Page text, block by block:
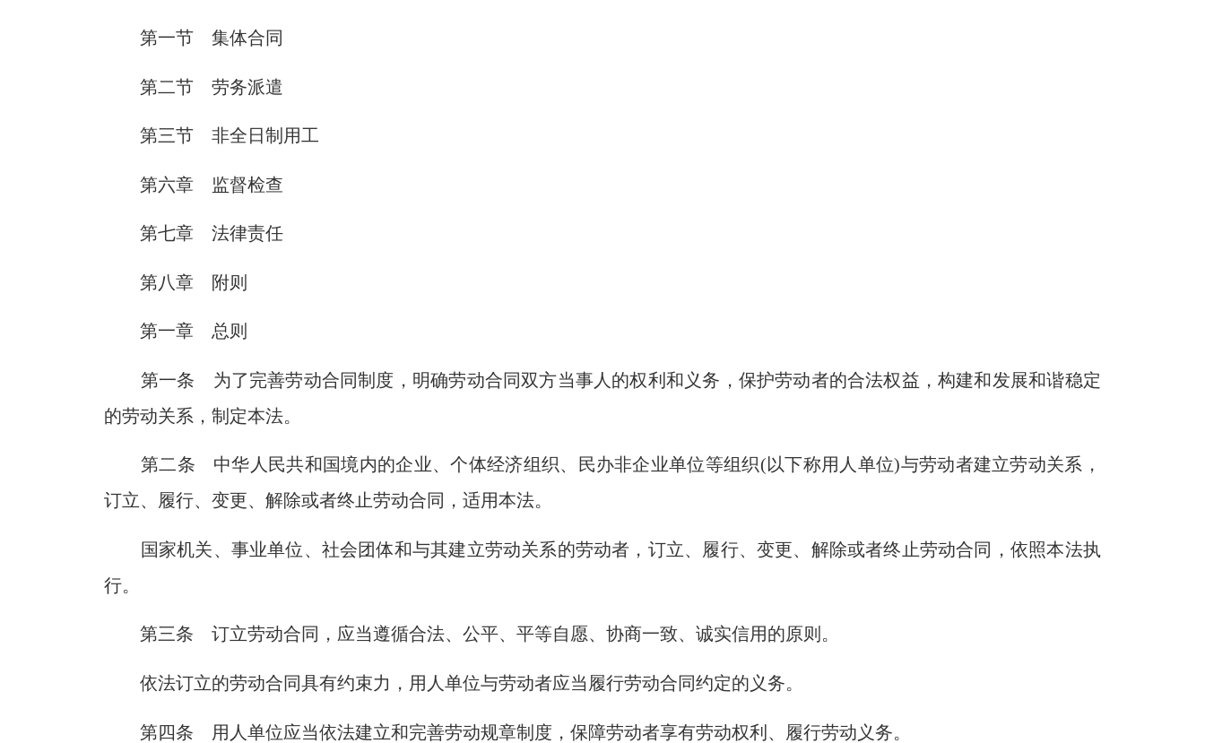
第一节 集体合同
第二节 劳务派遣
第三节 非全日制用工
第六章 监督检查
第七章 法律责任
第八章 附则
第一章 总则
第一条 为了完善劳动合同制度，明确劳动合同双方当事人的权利和义务，保护劳动者的合法权益，构建和发展和谐稳定
的劳动关系，制定本法。
第二条 中华人民共和国境内的企业、个体经济组织、民办非企业单位等组织(以下称用人单位)与劳动者建立劳动关系，
订立、履行、变更、解除或者终止劳动合同，适用本法。
国家机关、事业单位、社会团体和与其建立劳动关系的劳动者，订立、履行、变更、解除或者终止劳动合同，依照本法执
行。
第三条 订立劳动合同，应当遵循合法、公平、平等自愿、协商一致、诚实信用的原则。
依法订立的劳动合同具有约束力，用人单位与劳动者应当履行劳动合同约定的义务。
第四条 用人单位应当依法建立和完善劳动规章制度，保障劳动者享有劳动权利、履行劳动义务。